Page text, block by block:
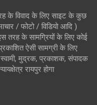
के विवाद के लिए साइट के कुछ
/ फोटो / विडियो आदि )
तरह के सामग्रियों के लिए कोई
ऐसी सामग्री के लिए
स्वामी, मुद्रक, प्रकाशक, संपादक
रायपुर होगा